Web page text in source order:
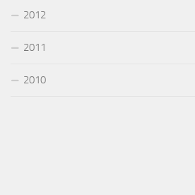
2012
2011
2010